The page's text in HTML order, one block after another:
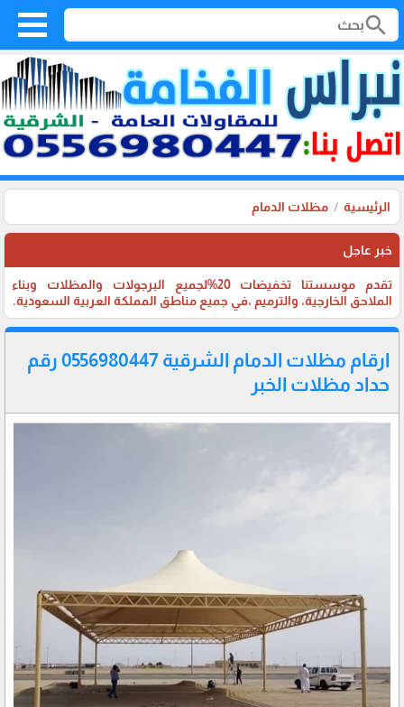
search
الرئيسية مظلات الدمام
خبر عاجل
تقدم موسستنا تخفيضات 20%لجميع البرجولات والمظلات وبناء
الملاحق الخارجية، والترميم ،في جميع مناطق المملكة العربية السعودية.
ارقام مظلات الدمام الشرقية 0556980447 رقم
حداد مظلات الخبر